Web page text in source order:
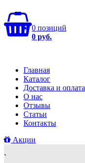
0 позиций
0 руб.
Главная
Каталог
Доставка и оплата
О нас
Отзывы
Статьи
Контакты
Акции
`